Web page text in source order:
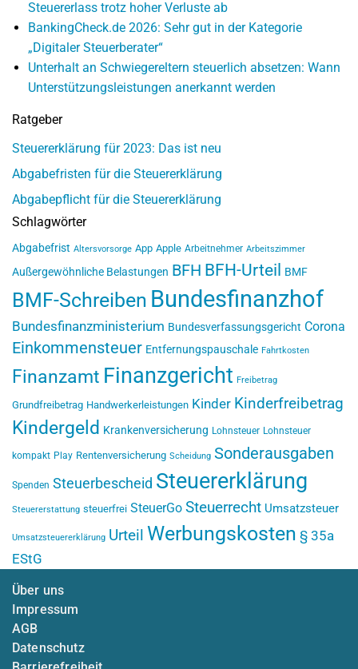
Steuererlass trotz hoher Verluste ab
BankingCheck.de 2026: Sehr gut in der Kategorie
„Digitaler Steuerberater“
Unterhalt an Schwiegereltern steuerlich absetzen: Wann
Unterstützungsleistungen anerkannt werden
Ratgeber
Steuererklärung für 2023: Das ist neu
Abgabefristen für die Steuererklärung
Abgabepflicht für die Steuererklärung
Schlagwörter
Abgabefrist Altersvorsorge App Apple Arbeitnehmer Arbeitszimmer
Außergewöhnliche Belastungen BFH BFH-Urteil BMF
BMF-Schreiben Bundesfinanzhof
Bundesfinanzministerium Bundesverfassungsgericht Corona
Einkommensteuer Entfernungspauschale Fahrtkosten
Finanzamt Finanzgericht Freibetrag
Grundfreibetrag Handwerkerleistungen Kinder Kinderfreibetrag
Kindergeld Krankenversicherung Lohnsteuer Lohnsteuer
kompakt Play Rentenversicherung Scheidung Sonderausgaben
Spenden Steuerbescheid Steuererklärung
Steuererstattung steuerfrei SteuerGo Steuerrecht Umsatzsteuer
Umsatzsteuererklärung Urteil Werbungskosten § 35a
EStG
Über uns
Impressum
AGB
Datenschutz